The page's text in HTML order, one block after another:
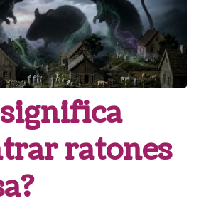
significa
ratones